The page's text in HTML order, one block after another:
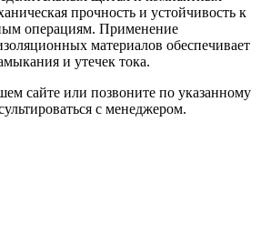
прочность и устойчивость к
операциям. Применение
материалов обеспечивает
и утечек тока.
сайте или позвоните по указанному
с менеджером.